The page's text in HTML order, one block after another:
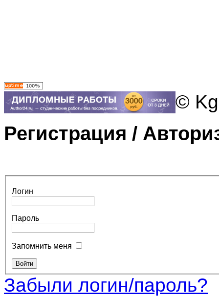
©
Регистрация /
Логин
Пароль
Запомнить меня
Забыли логин/пароль?